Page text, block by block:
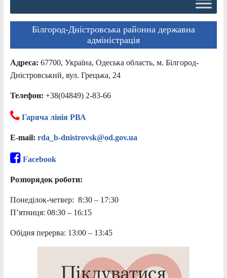
Білгород-Дністровська районна державна
адміністрація
Адреса: 67700, Україна, Одеська область, м. Білгород-
Дністровський, вул. Грецька, 24
Телефон: +38(04849) 2-83-66
Гаряча лінія РВА
E-mail: rda_b-dnistrovsk@od.gov.ua
Facebook
Розпорядок роботи:
Понеділок-четвер: 8:30 – 17:30
П’ятниця: 08:30 – 16:15
Обідня перерва: 13:00 – 13:45